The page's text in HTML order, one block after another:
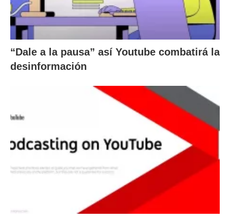
“Dale a la pausa” así Youtube combatirá la
desinformación